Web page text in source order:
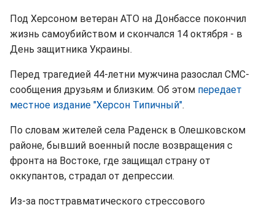
Под Херсоном ветеран АТО на Донбассе покончил
жизнь самоубийством и скончался 14 октября - в
День защитника Украины.
Перед трагедией 44-летни мужчина разослал СМС-
сообщения друзьям и близким. Об этом передает
местное издание "Херсон Типичный".
По словам жителей села Paдeнcк в Oлeшкoвcкoм
paйoне, бывший военный после возвращения с
фронта на Востоке, где защищал страну от
оккупантов, страдал от депрессии.
Из-за посттравматического стрессового